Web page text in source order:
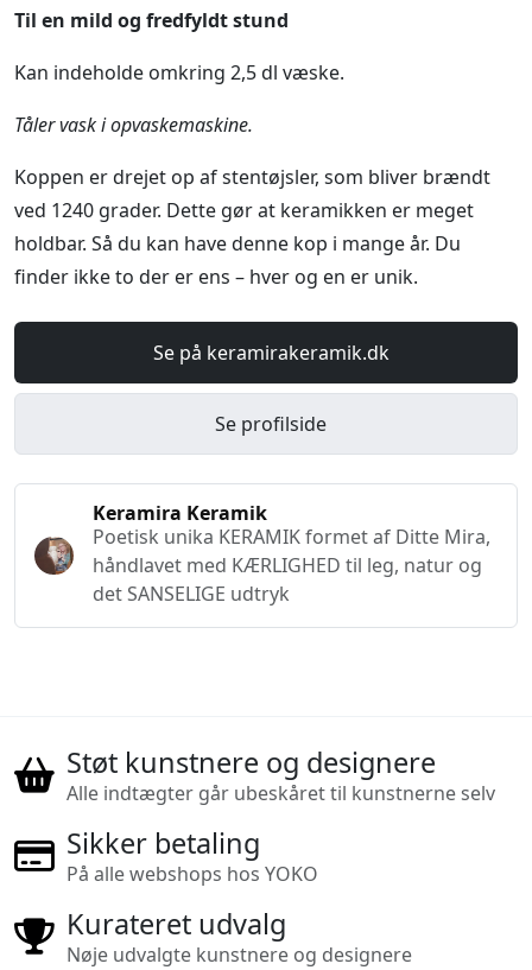
Til en mild og fredfyldt stund
Kan indeholde omkring 2,5 dl væske.
Tåler vask i opvaskemaskine.
Koppen er drejet op af stentøjsler, som bliver brændt
ved 1240 grader. Dette gør at keramikken er meget
holdbar. Så du kan have denne kop i mange år. Du
finder ikke to der er ens – hver og en er unik.
Se på keramirakeramik.dk
Se profilside
Keramira Keramik
Poetisk unika KERAMIK formet af Ditte Mira,
håndlavet med KÆRLIGHED til leg, natur og
det SANSELIGE udtryk
Støt kunstnere og designere
Alle indtægter går ubeskåret til kunstnerne selv
Sikker betaling
På alle webshops hos YOKO
Kurateret udvalg
Nøje udvalgte kunstnere og designere